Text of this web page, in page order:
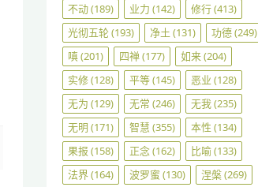
不动(189) 业力 (142) 修行(413)
光彻五轮(193) 净土 (131) 功德(249)
嗔(201) 四禅(177) 如来(204)
实修(128) 平等(145) 恶业 (128)
无为 (129) 无常 (246) 无我(235)
无明 (171) 智慧 (355) 本性 (134)
果报 (158) 正念(162) 比喻(133)
法界(164) 波罗蜜 (130) 涅槃(269)